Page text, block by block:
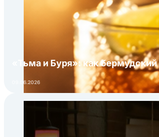
«Тьма и Буря»: как
09.06.2026